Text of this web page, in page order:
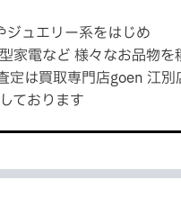
ュエリー系をはじめ
電など 様々なお品物を
は買取専門店goen 江別
ております